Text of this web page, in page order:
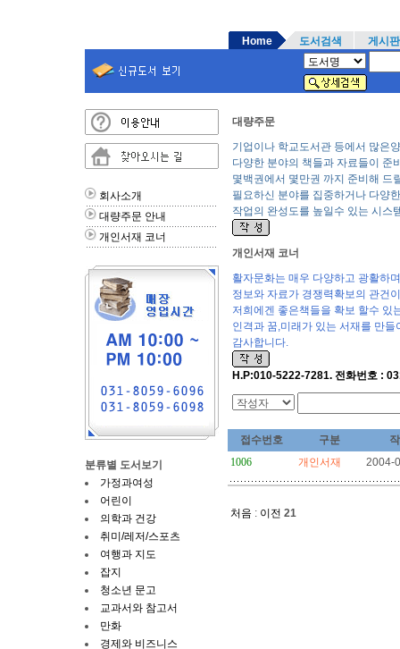
Home 도서검색 게시판
회사소개
대량주문 안내
개인서재 코너
분류별 도서보기
가정과여성
어린이
의학과 건강
취미/레저/스포츠
여행과 지도
잡지
청소년 문고
교과서와 참고서
만화
경제와 비즈니스
대량주문
기업이나 학교도서관 등에서 많은
다양한 분야의 책들과 자료들이 준
몇백권에서 몇만권 까지 준비해 드
필요하신 분야를 집중하거나 다양
작업의 완성도를 높일수 있는 시스
개인서재 코너
활자문화는 매우 다양하고 광활하
정보와 자료가 경쟁력확보의 관건
저희에겐 좋은책들을 확보 할수 있
인격과 꿈,미래가 있는 서재를 만
감사합니다.
H.P:010-5222-7281. 전화번호 :
접수번호 구분
1006
개인서재 2004-
처음 : 이전 21